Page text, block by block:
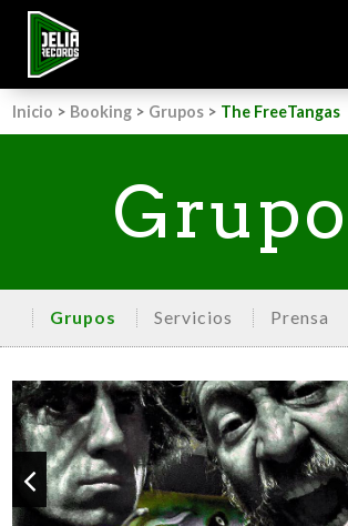
Inicio > Booking > Grupos > The FreeTangas
Grupos Servicios Prensa